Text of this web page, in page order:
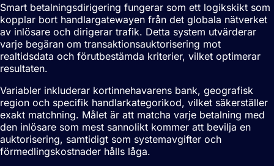
Smart betalningsdirigering fungerar som ett logikskikt som
kopplar bort handlargatewayen från det globala nätverket
av inlösare och dirigerar trafik. Detta system utvärderar
varje begäran om transaktionsauktorisering mot
realtidsdata och förutbestämda kriterier, vilket optimerar
resultaten.
Variabler inkluderar kortinnehavarens bank, geografisk
region och specifik handlarkategorikod, vilket säkerställer
exakt matchning. Målet är att matcha varje betalning med
den inlösare som mest sannolikt kommer att bevilja en
auktorisering, samtidigt som systemavgifter och
förmedlingskostnader hålls låga.